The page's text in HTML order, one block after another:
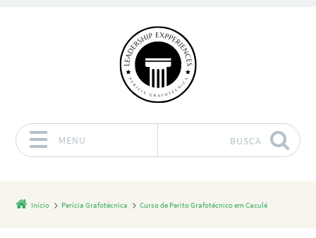
MENU BUSCA
Início Perícia Grafotécnica Curso de Perito Grafotécnico em Caculé